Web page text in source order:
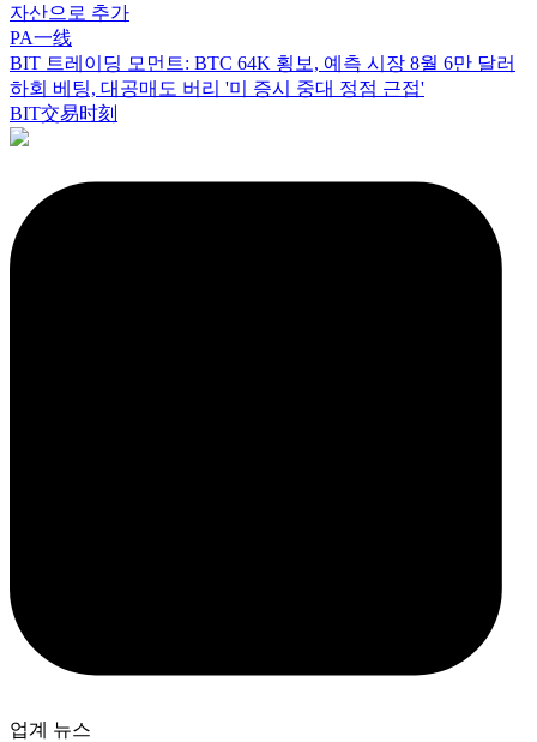
자산으로 추가
PA一线
BIT 트레이딩 모먼트: BTC 64K 횡보, 예측 시장 8월 6만 달러
하회 베팅, 대공매도 버리 '미 증시 중대 정점 근접'
BIT交易时刻
업계 뉴스